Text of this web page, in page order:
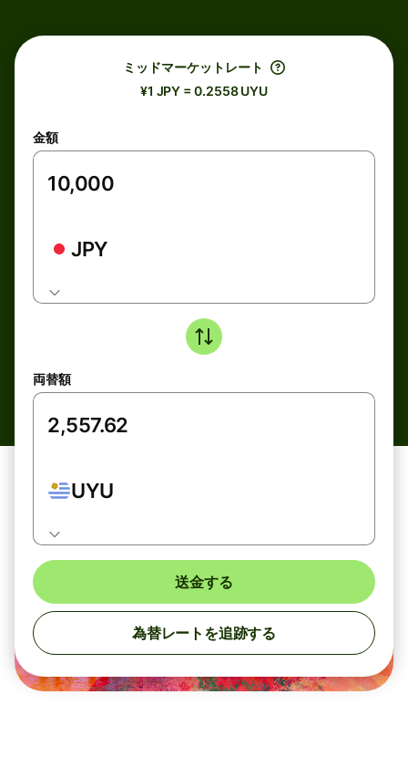
ミッドマーケットレート
¥1 JPY = 0.2558 UYU
金額
JPY
両替額
UYU
送金する
為替レートを追跡する